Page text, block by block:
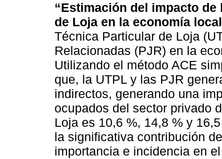
“Estimación del impacto
de Loja en la economía
Técnica Particular de Loja
Relacionadas (PJR) en la
Utilizando el método ACE
que, la UTPL y las PJR
indirectos, generando una
ocupados del sector privado
Loja es 10,6 %, 14,8 % y
la significativa contribución
importancia e incidencia en